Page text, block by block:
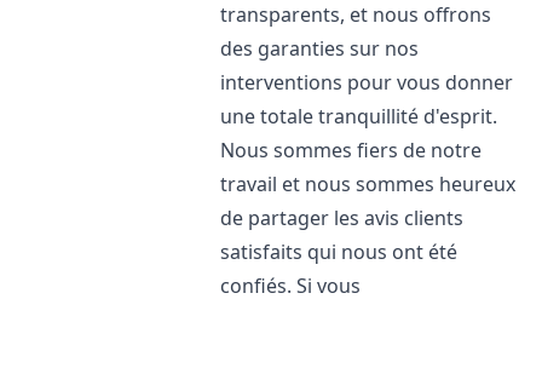
transparents, et nous offrons
des garanties sur nos
interventions pour vous donner
une totale tranquillité d'esprit.
Nous sommes fiers de notre
travail et nous sommes heureux
de partager les avis clients
satisfaits qui nous ont été
confiés. Si vous